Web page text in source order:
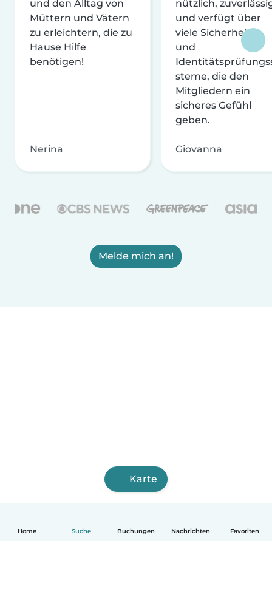
Home Suche Buchungen Nachrichten Favoriten
und den Alltag von
Müttern und Vätern
zu erleichtern, die zu
Hause Hilfe
benötigen!
Nerina
nützlich,
und verfügt über
viele Sicherheits-
und
steme, die den
Mitgliedern ein
sicheres Gefühl
geben.
Giovanna
Melde mich an!
Karte